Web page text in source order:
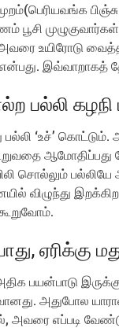
பூசி
உயிரோடு
என்பது. இவ்வாறாகத்
பல்லி கழநி
பல்லி ‘உச்’
சொல்லும்
விழுந்து
ஏரிக்கு
பயன்பாடு
அதுபோல
அவரை எப்படி